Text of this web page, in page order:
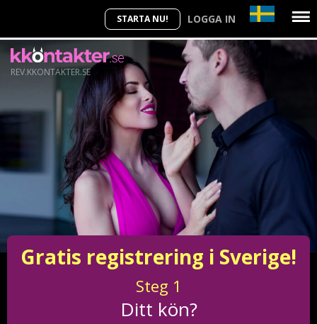
STARTA NU! LOGGA IN
REV.KKONTAKTER.SE
Gratis registrering i Sverige!
Steg 1
Ditt kön?